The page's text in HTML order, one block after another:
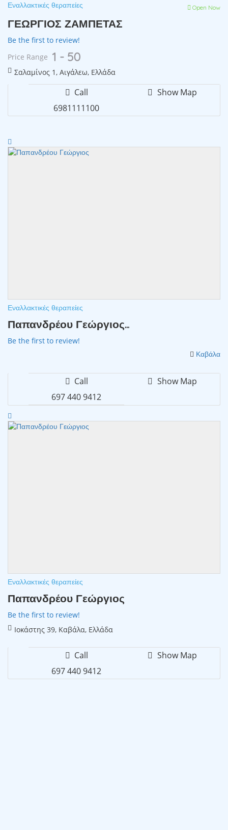
Εναλλακτικές θεραπείες Open Now
ΓΕΩΡΓΙΟΣ ΖΑΜΠΕΤΑΣ
Be the first to review!
Price Range 1 - 50
Σαλαμίνος 1, Αιγάλεω, Ελλάδα
Call
6981111100
Show Map
Εναλλακτικές θεραπείες
Παπανδρέου Γεώργιος...
Be the first to review!
Καβάλα
Call
697 440 9412
Show Map
Εναλλακτικές θεραπείες
Παπανδρέου Γεώργιος
Be the first to review!
Ιοκάστης 39, Καβάλα, Ελλάδα
Call
697 440 9412
Show Map